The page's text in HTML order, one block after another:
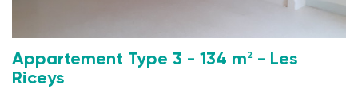
Appartement Type 3 - 134 m2
- Les
Riceys